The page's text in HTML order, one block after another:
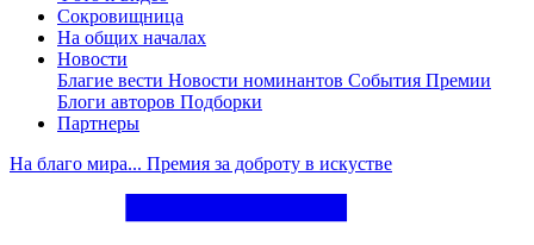
Сокровищница
На общих началах
Новости
Благие вести Новости номинантов События Премии
Блоги авторов Подборки
Партнеры
На благо мира... Премия за доброту в искустве